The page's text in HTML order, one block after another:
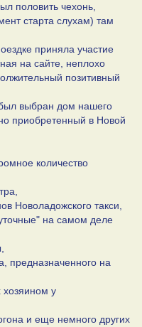
половить чехонь,
старта слухам) там
приняла участие
на сайте, неплохо
позитивный
выбран дом нашего
приобретенный в Новой
количество
Новоладожского такси,
на самом деле
предназначенного на
хозяином у
и еще немного других